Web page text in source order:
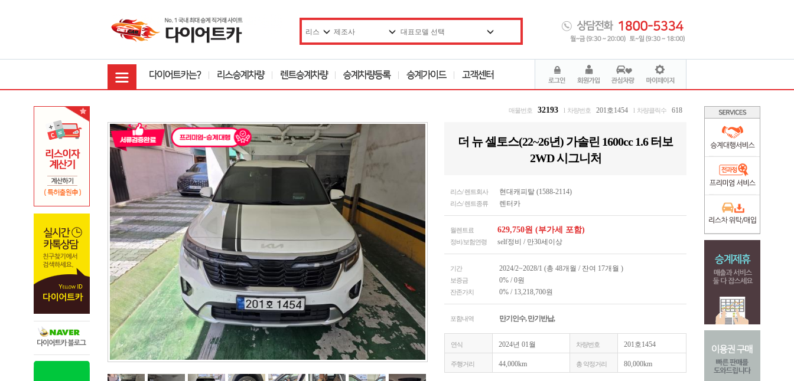
매물번호 32193 l 차량번호 201호1454 l 차량클릭수 618
더 뉴 셀토스(22~26년) 가솔린 1600cc 1.6 터보
2WD 시그니처
리스/ 렌트회사 현대캐피탈 (1588-2114)
리스/ 렌트종류 렌터카
월렌트료 629,750원 (부가세 포함)
정비/보험연령 self정비 / 만30세이상
기간 2024/2~2028/1 (총 48개월 / 잔여 17개월 )
보증금 0% / 0원
잔존가치 0% / 13,218,700원
포함내역 만기인수, 만기반납,
연식 2024년 01월 차량번호 201호1454
주행거리 44,000km 총 약정거리 80,000km